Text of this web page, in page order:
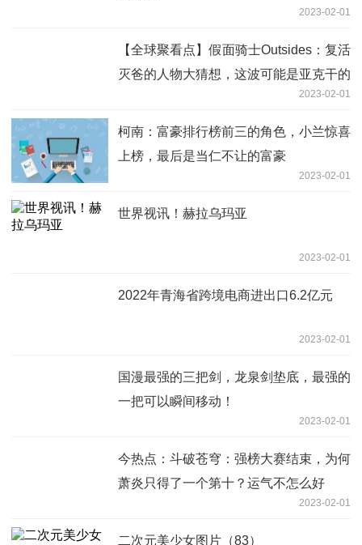
2023-02-01
【全球聚看点】假面骑士Outsides：复活
灭爸的人物大猜想，这波可能是亚克干的
2023-02-01
柯南：富豪排行榜前三的角色，小兰惊喜
上榜，最后是当仁不让的富豪
2023-02-01
世界视讯！赫拉乌玛亚
2023-02-01
2022年青海省跨境电商进出口6.2亿元
2023-02-01
国漫最强的三把剑，龙泉剑垫底，最强的
一把可以瞬间移动！
2023-02-01
今热点：斗破苍穹：强榜大赛结束，为何
萧炎只得了一个第十？运气不怎么好
2023-02-01
二次元美少女图片（83）